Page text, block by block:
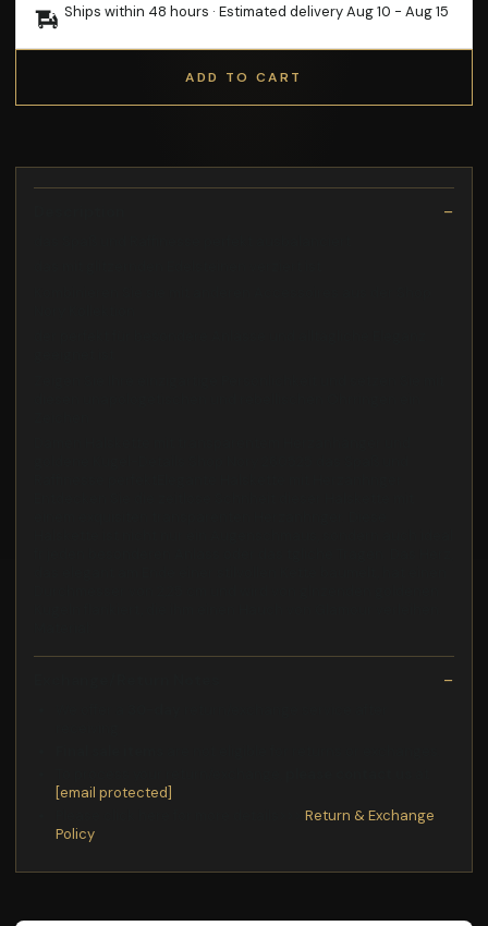
Ships within 48 hours · Estimated deliveryAug 10 - Aug 15
ADD TO CART
[email protected]
Return & Exchange
Policy